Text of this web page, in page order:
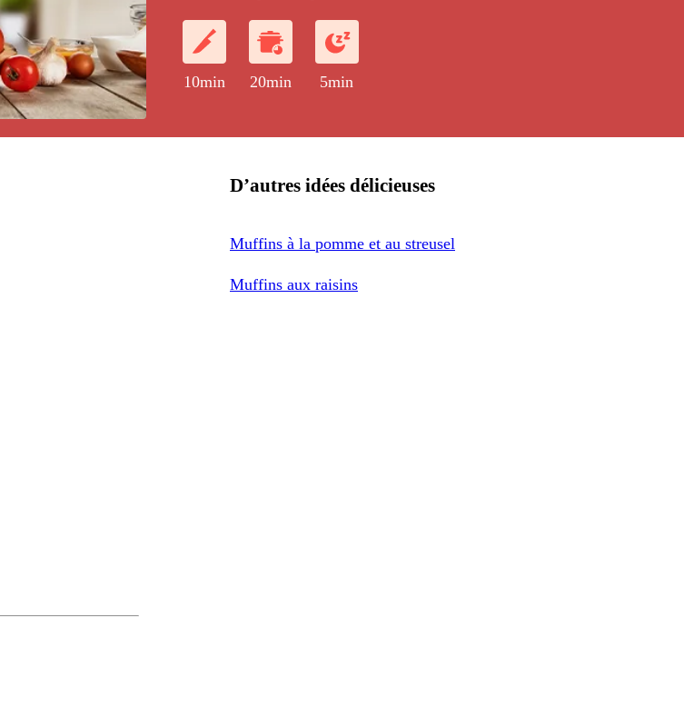
10min 20min 5min
D’autres idées délicieuses
Muffins à la pomme et au streusel
Muffins aux raisins